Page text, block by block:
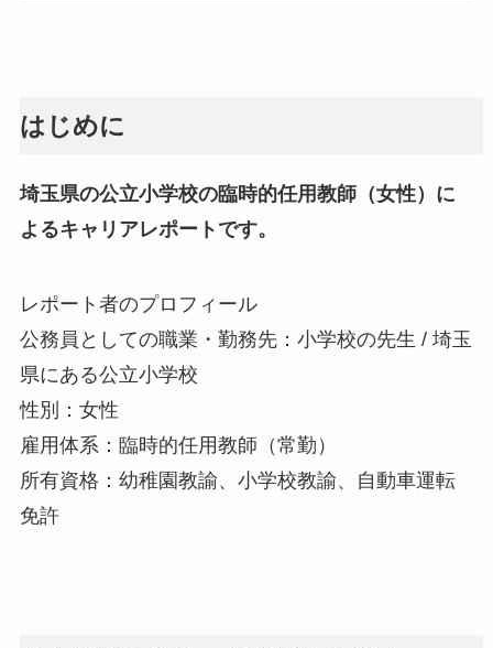
はじめに
埼玉県の公立小学校の臨時的任用教師（女性）に
よるキャリアレポートです。
レポート者のプロフィール
公務員としての職業・勤務先：小学校の先生 / 埼玉
県にある公立小学校
性別：女性
雇用体系：臨時的任用教師（常勤）
所有資格：幼稚園教諭、小学校教諭、自動車運転
免許